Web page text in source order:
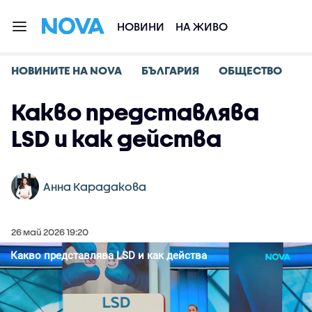
НОВИНИ НА ЖИВО
НОВИНИТЕ НА NOVA БЪЛГАРИЯ ОБЩЕСТВО
Какво представлява
LSD и как действа
Анна Карадакова
26 май 2026 19:20